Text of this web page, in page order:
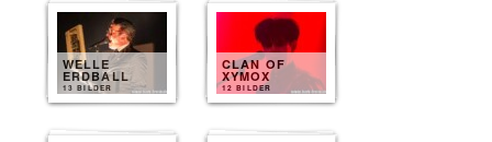
WELLE
ERDBALL
13 BILDER
CLAN OF
XYMOX
12 BILDER